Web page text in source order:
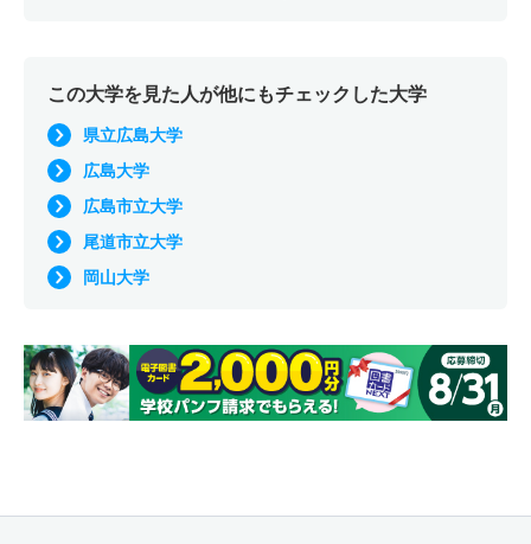
この大学を見た人が他にもチェックした大学
県立広島大学
広島大学
広島市立大学
尾道市立大学
岡山大学